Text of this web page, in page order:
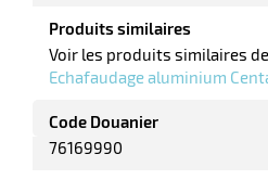
Produits similaires
Voir les produits similaires
Echafaudage aluminium
Code Douanier
76169990